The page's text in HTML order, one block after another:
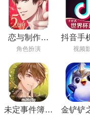
恋与制作人
2023免费下载
角色扮演
抖音手
线
视频
未定事件簿最 金铲铲